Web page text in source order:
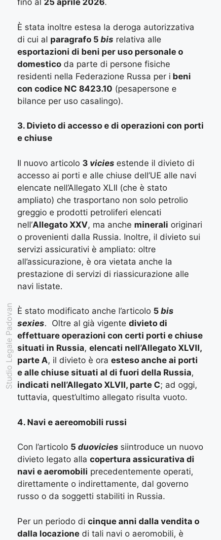
Studio Legale Padovan
fino al 25 aprile 2026.
È stata inoltre estesa la deroga autorizzativa
di cui al paragrafo 5 bis relativa alle
esportazioni di beni per uso personale o
domestico da parte di persone fisiche
residenti nella Federazione Russa per i beni
con codice NC 8423.10 (pesapersone e
bilance per uso casalingo).
3. Divieto di accesso e di operazioni con porti
e chiuse
Il nuovo articolo 3 vicies estende il divieto di
accesso ai porti e alle chiuse dell’UE alle navi
elencate nell’Allegato XLII (che è stato
ampliato) che trasportano non solo petrolio
greggio e prodotti petroliferi elencati
nell’Allegato XXV, ma anche minerali originari
o provenienti dalla Russia. Inoltre, il divieto sui
servizi assicurativi è ampliato: oltre
all’assicurazione, è ora vietata anche la
prestazione di servizi di riassicurazione alle
navi listate.
È stato modificato anche l’articolo 5 bis
sexies. Oltre al già vigente divieto di
effettuare operazioni con certi porti e chiuse
situati in Russia, elencati nell’Allegato XLVII,
parte A, il divieto è ora esteso anche ai porti
e alle chiuse situati al di fuori della Russia,
indicati nell’Allegato XLVII, parte C; ad oggi,
tuttavia, quest’ultimo allegato risulta vuoto.
4. Navi e aereomobili russi
Con l’articolo 5 duovicies siintroduce un nuovo
divieto legato alla copertura assicurativa di
navi e aeromobili precedentemente operati,
direttamente o indirettamente, dal governo
russo o da soggetti stabiliti in Russia.
Per un periodo di cinque anni dalla vendita o
dalla locazione di tali navi o aeromobili, è